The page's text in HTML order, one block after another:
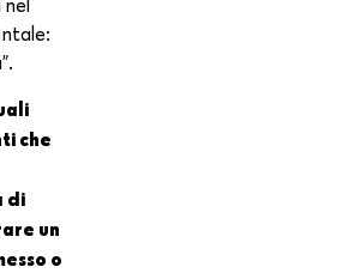
che
di
un
o